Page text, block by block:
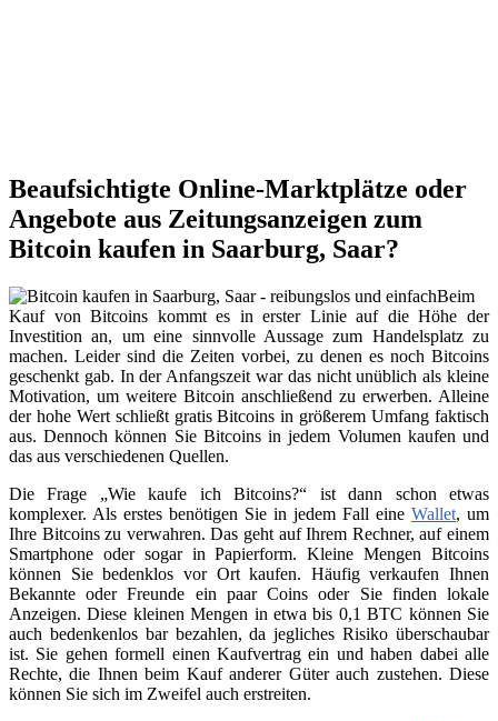
Beaufsichtigte Online-Marktplätze oder
Angebote aus Zeitungsanzeigen zum
Bitcoin kaufen in Saarburg, Saar?
Beim
Kauf von Bitcoins kommt es in erster Linie auf die Höhe der
Investition an, um eine sinnvolle Aussage zum Handelsplatz zu
machen. Leider sind die Zeiten vorbei, zu denen es noch Bitcoins
geschenkt gab. In der Anfangszeit war das nicht unüblich als kleine
Motivation, um weitere Bitcoin anschließend zu erwerben. Alleine
der hohe Wert schließt gratis Bitcoins in größerem Umfang faktisch
aus. Dennoch können Sie Bitcoins in jedem Volumen kaufen und
das aus verschiedenen Quellen.
Die Frage „Wie kaufe ich Bitcoins?“ ist dann schon etwas
komplexer. Als erstes benötigen Sie in jedem Fall eine Wallet, um
Ihre Bitcoins zu verwahren. Das geht auf Ihrem Rechner, auf einem
Smartphone oder sogar in Papierform. Kleine Mengen Bitcoins
können Sie bedenklos vor Ort kaufen. Häufig verkaufen Ihnen
Bekannte oder Freunde ein paar Coins oder Sie finden lokale
Anzeigen. Diese kleinen Mengen in etwa bis 0,1 BTC können Sie
auch bedenkenlos bar bezahlen, da jegliches Risiko überschaubar
ist. Sie gehen formell einen Kaufvertrag ein und haben dabei alle
Rechte, die Ihnen beim Kauf anderer Güter auch zustehen. Diese
können Sie sich im Zweifel auch erstreiten.